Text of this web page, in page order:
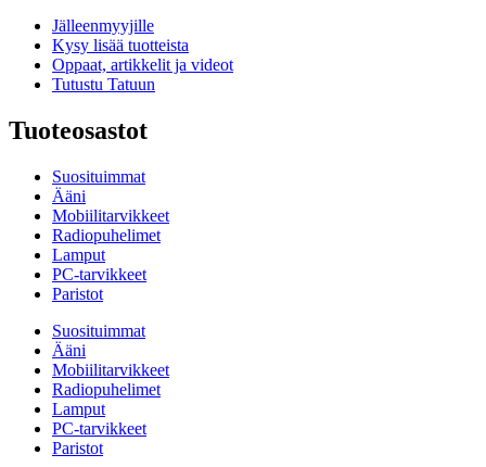
Jälleenmyyjille
Kysy lisää tuotteista
Oppaat, artikkelit ja videot
Tutustu Tatuun
Tuoteosastot
Suosituimmat
Ääni
Mobiilitarvikkeet
Radiopuhelimet
Lamput
PC-tarvikkeet
Paristot
Suosituimmat
Ääni
Mobiilitarvikkeet
Radiopuhelimet
Lamput
PC-tarvikkeet
Paristot